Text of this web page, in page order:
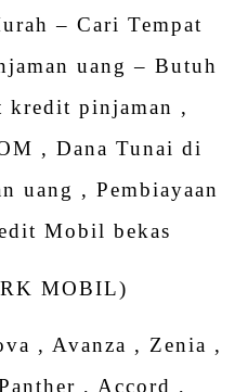
– Cari Tempat
uang – Butuh
kredit pinjaman ,
, Dana Tunai di
uang , Pembiayaan
Mobil bekas
MOBIL)
, Avanza , Zenia ,
, Accord ,